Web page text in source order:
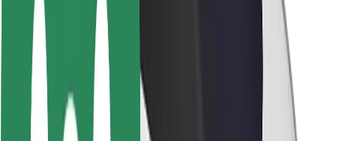
Vedenie spoločnosti
Značka
Médiá
Mestský fond
Bezpečnosť